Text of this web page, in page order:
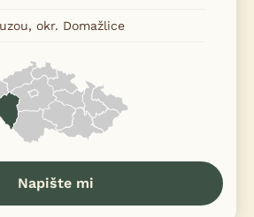
okr. Domažlice
Napište mi